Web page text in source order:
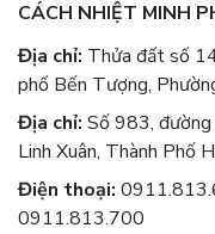
CÁCH NHIỆT MINH
Địa chỉ: Thửa đất số
phố Bến Tượng,
Địa chỉ: Số 983, đường
Linh Xuân, Thành Phố
Điện thoại:
0911.813.700